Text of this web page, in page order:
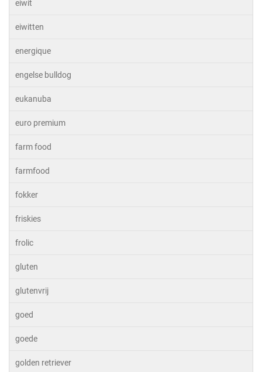
eiwit
eiwitten
energique
engelse bulldog
eukanuba
euro premium
farm food
farmfood
fokker
friskies
frolic
gluten
glutenvrij
goed
goede
golden retriever